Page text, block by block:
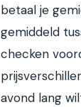
betaal je
gemiddeld
checken
avond lang